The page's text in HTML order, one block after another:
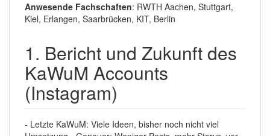
Anwesende Fachschaften: RWTH Aachen, Stuttgart,
Kiel, Erlangen, Saarbrücken, KIT, Berlin
1. Bericht und Zukunft des
KaWuM Accounts
(Instagram)
- Letzte KaWuM: Viele Ideen, bisher noch nicht viel